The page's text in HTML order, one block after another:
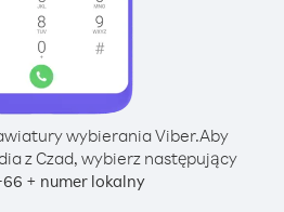
wybierania Viber.Aby
z Czad, wybierz następujący
66 + numer lokalny